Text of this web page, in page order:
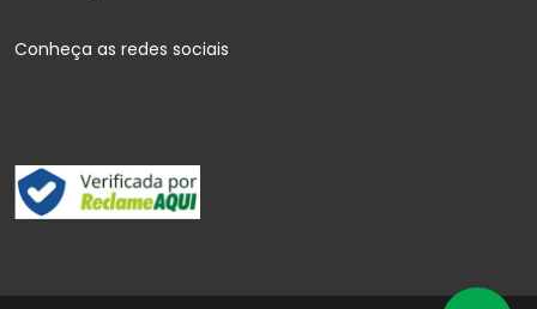
Conheça as redes sociais